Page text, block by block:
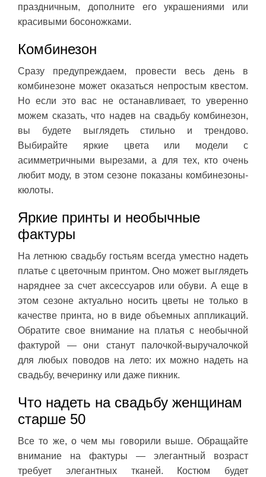
праздничным, дополните его украшениями или
красивыми босоножками.
Комбинезон
Сразу предупреждаем, провести весь день в
комбинезоне может оказаться непростым квестом.
Но если это вас не останавливает, то уверенно
можем сказать, что надев на свадьбу комбинезон,
вы будете выглядеть стильно и трендово.
Выбирайте яркие цвета или модели с
асимметричными вырезами, а для тех, кто очень
любит моду, в этом сезоне показаны комбинезоны-
кюлоты.
Яркие принты и необычные
фактуры
На летнюю свадьбу гостьям всегда уместно надеть
платье с цветочным принтом. Оно может выглядеть
наряднее за счет аксессуаров или обуви. А еще в
этом сезоне актуально носить цветы не только в
качестве принта, но в виде объемных аппликаций.
Обратите свое внимание на платья с необычной
фактурой — они станут палочкой-выручалочкой
для любых поводов на лето: их можно надеть на
свадьбу, вечеринку или даже пикник.
Что надеть на свадьбу женщинам
старше 50
Все то же, о чем мы говорили выше. Обращайте
внимание на фактуры — элегантный возраст
требует элегантных тканей. Костюм будет